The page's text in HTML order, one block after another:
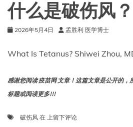
什么是破伤风？
2026年5月4日 孟胜利 医学博士
What Is Tetanus? Shiwei Zhou,
感谢您阅读 疫苗网 文章！这篇文章是公开的
标题或阅读更多!!!
破伤风 在 什
上留下评论